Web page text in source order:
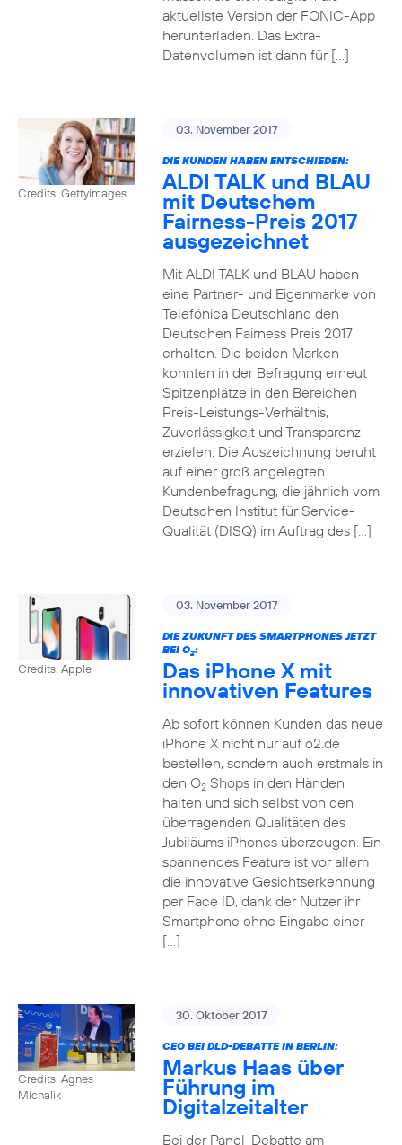
aktuellste Version der FONIC-App
herunterladen. Das Extra-
Datenvolumen ist dann für […]
Credits: Gettyimages
03. November 2017
DIE KUNDEN HABEN ENTSCHIEDEN:
ALDI TALK und BLAU
mit Deutschem
Fairness-Preis 2017
ausgezeichnet
Mit ALDI TALK und BLAU haben
eine Partner- und Eigenmarke von
Telefónica Deutschland den
Deutschen Fairness Preis 2017
erhalten. Die beiden Marken
konnten in der Befragung erneut
Spitzenplätze in den Bereichen
Preis-Leistungs-Verhältnis,
Zuverlässigkeit und Transparenz
erzielen. Die Auszeichnung beruht
auf einer groß angelegten
Kundenbefragung, die jährlich vom
Deutschen Institut für Service-
Qualität (DISQ) im Auftrag des […]
Credits: Apple
03. November 2017
DIE ZUKUNFT DES SMARTPHONES JETZT
BEI O2:
Das iPhone X mit
innovativen Features
Ab sofort können Kunden das neue
iPhone X nicht nur auf o2.de
bestellen, sondern auch erstmals in
den O2Shops in den Händen
halten und sich selbst von den
überragenden Qualitäten des
Jubiläums iPhones überzeugen. Ein
spannendes Feature ist vor allem
die innovative Gesichtserkennung
per Face ID, dank der Nutzer ihr
Smartphone ohne Eingabe einer
[…]
Credits: Agnes
Michalik
30. Oktober 2017
CEO BEI DLD-DEBATTE IN BERLIN:
Markus Haas über
Führung im
Digitalzeitalter
Bei der Panel-Debatte am